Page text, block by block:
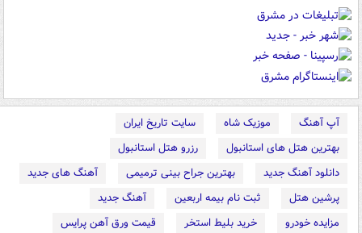
آپ آهنگ موزیک شاه
سایت تاریخ ایران
بهترین هتل های استانبول
رزرو هتل استانبول
دانلود آهنگ جدید
بهترین جراح بینی ترمیمی
آهنگ های جدید
پرشین هتل
ثبت نام بیمه اربعین
آهنگ جدید
مزایده خودرو
خرید بلیط استخر
قیمت ورق آهن پرایس